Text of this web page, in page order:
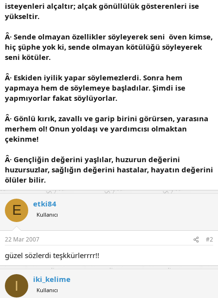
isteyenleri alçaltır; alçak gönüllülük gösterenleri ise
yükseltir.
Â· Sende olmayan özellikler söyleyerek seni öven kimse,
hiç şüphe yok ki, sende olmayan kötülüğü söyleyerek
seni kötüler.
Â· Eskiden iyilik yapar söylemezlerdi. Sonra hem
yapmaya hem de söylemeye başladılar. Şimdi ise
yapmıyorlar fakat söylüyorlar.
Â· Gönlü kırık, zavallı ve garip birini görürsen, yarasına
merhem ol! Onun yoldaşı ve yardımcısı olmaktan
çekinme!
Â· Gençliğin değerini yaşlılar, huzurun değerini
huzursuzlar, sağlığın değerini hastalar, hayatın değerini
ölüler bilir.
E etki84
Kullanıcı
22 Mar 2007 #2
güzel sözlerdi teşkkürlerrrr!!
I iki_kelime
Kullanıcı